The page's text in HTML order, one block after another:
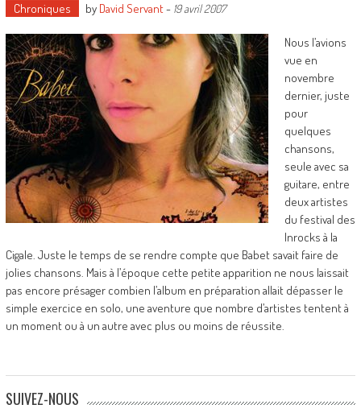
Chroniques by David Servant- 19 avril 2007
Nous l’avions
vue en
novembre
dernier, juste
pour
quelques
chansons,
seule avec sa
guitare, entre
deux artistes
du festival des
Inrocks à la
Cigale. Juste le temps de se rendre compte que Babet savait faire de
jolies chansons. Mais à l’époque cette petite apparition ne nous laissait
pas encore présager combien l’album en préparation allait dépasser le
simple exercice en solo, une aventure que nombre d’artistes tentent à
un moment ou à un autre avec plus ou moins de réussite.
SUIVEZ-NOUS